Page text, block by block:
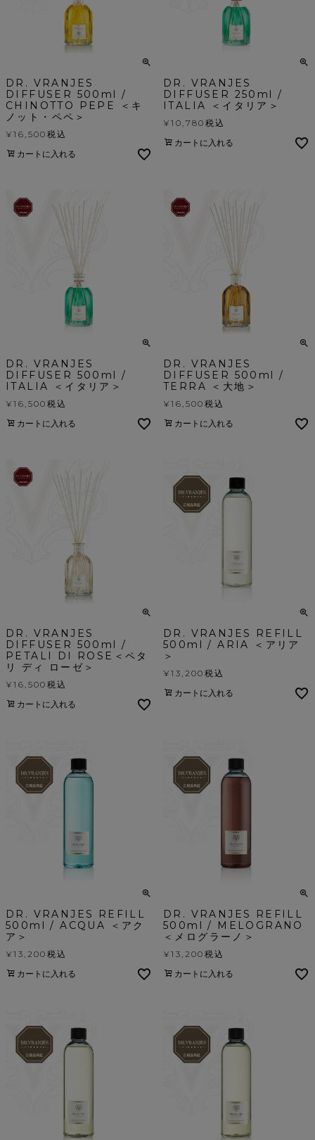
DR. VRANJES
DIFFUSER 500ml /
CHINOTTO PEPE ＜キ
ノット・ペペ＞
¥16,500 税込
カートに入れる
DR. VRANJES
DIFFUSER 250ml /
ITALIA ＜イタリア＞
¥10,780 税込
カートに入れる
DR. VRANJES
DIFFUSER 500ml /
ITALIA ＜イタリア＞
¥16,500 税込
カートに入れる
DR. VRANJES
DIFFUSER 500ml /
TERRA ＜大地＞
¥16,500 税込
カートに入れる
DR. VRANJES
DIFFUSER 500ml /
PETALI DI ROSE＜ペタ
リ ディ ローゼ＞
¥16,500 税込
カートに入れる
DR. VRANJES REFILL
500ml / ARIA ＜アリア
＞
¥13,200 税込
カートに入れる
DR. VRANJES REFILL
500ml / ACQUA ＜アク
ア＞
¥13,200 税込
カートに入れる
DR. VRANJES REFILL
500ml / MELOGRANO
＜メログラーノ＞
¥13,200 税込
カートに入れる